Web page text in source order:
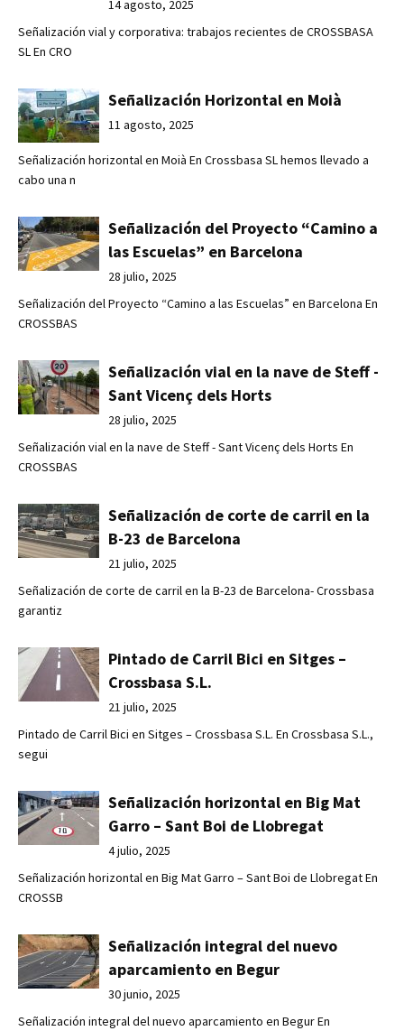
14 agosto, 2025
Señalización vial y corporativa: trabajos recientes de CROSSBASA
SL En CRO
Señalización Horizontal en Moià
11 agosto, 2025
Señalización horizontal en Moià En Crossbasa SL hemos llevado a
cabo una n
Señalización del Proyecto “Camino a
las Escuelas” en Barcelona
28 julio, 2025
Señalización del Proyecto “Camino a las Escuelas” en Barcelona En
CROSSBAS
Señalización vial en la nave de Steff -
Sant Vicenç dels Horts
28 julio, 2025
Señalización vial en la nave de Steff - Sant Vicenç dels Horts En
CROSSBAS
Señalización de corte de carril en la
B-23 de Barcelona
21 julio, 2025
Señalización de corte de carril en la B-23 de Barcelona- Crossbasa
garantiz
Pintado de Carril Bici en Sitges –
Crossbasa S.L.
21 julio, 2025
Pintado de Carril Bici en Sitges – Crossbasa S.L. En Crossbasa S.L.,
segui
Señalización horizontal en Big Mat
Garro – Sant Boi de Llobregat
4 julio, 2025
Señalización horizontal en Big Mat Garro – Sant Boi de Llobregat En
CROSSB
Señalización integral del nuevo
aparcamiento en Begur
30 junio, 2025
Señalización integral del nuevo aparcamiento en Begur En